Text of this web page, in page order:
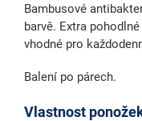
Bambusové
barvě. Extra pohodlné
vhodné pro
Balení po párech.
Vlastnost